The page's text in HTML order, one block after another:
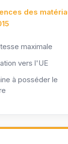
des
maximale
vers l'UE
à posséder le